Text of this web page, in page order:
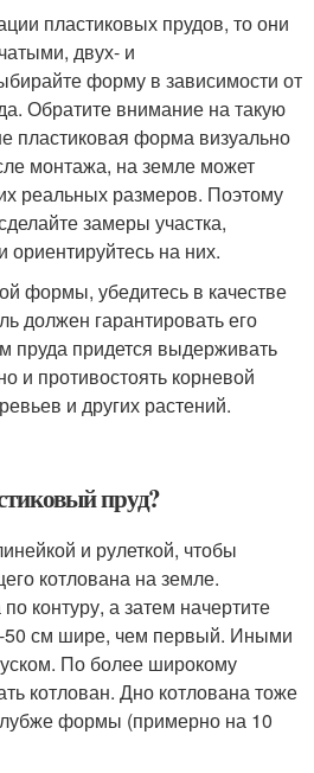
пластиковых прудов, то они
двух- и
форму в зависимости от
Обратите внимание на такую
пластиковая форма визуально
монтажа, на земле может
реальных размеров. Поэтому
замеры участка,
ориентируйтесь на них.
формы, убедитесь в качестве
должен гарантировать его
пруда придется выдерживать
и противостоять корневой
и других растений.
пруд?
и рулеткой, чтобы
котлована на земле.
контуру, а затем начертите
50 см шире, чем первый. Иными
По более широкому
котлован. Дно котлована тоже
формы (примерно на 10